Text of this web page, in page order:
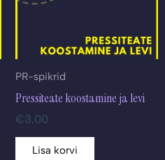
PR-spikrid
Pressiteate koostamine ja levi
€3.00
Lisa korvi